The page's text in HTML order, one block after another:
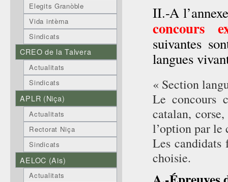
II.-A
concours
suivantes
langues
« Section
Le concours
catalan,
l’option par le
Les candidats
choisie.
Elegits Granòble
Vida intèrna
Sindicats
CREO de la Talvera
Actualitats
Sindicats
APLR (Niça)
Actualitats
Rectorat Niça
Sindicats
AELOC (Ais)
Actualitats